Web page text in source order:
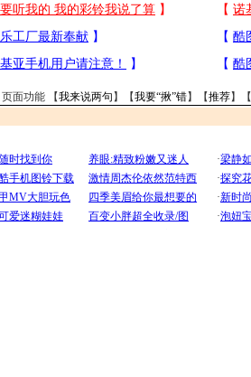
页面功能 【我来说两句 】【我要“揪”错】【推荐】